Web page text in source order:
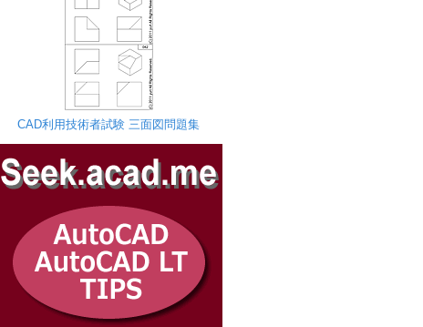
CAD利用技術者試験 三面図問題集